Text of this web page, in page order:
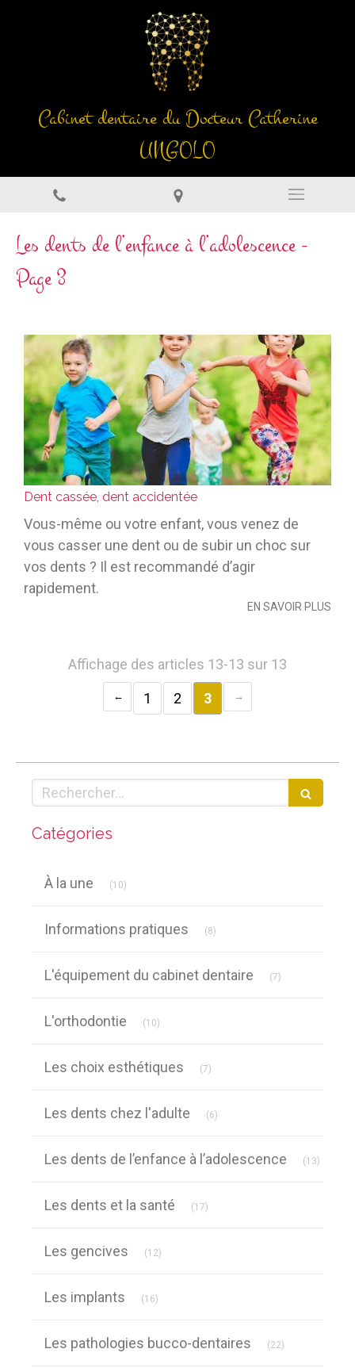
Cabinet dentaire du Docteur Catherine
UNGOLO
Les dents de l’enfance à l’adolescence -
Page 3
Dent cassée, dent accidentée
Vous-même ou votre enfant, vous venez de
vous casser une dent ou de subir un choc sur
vos dents ? Il est recommandé d’agir
rapidement.
EN SAVOIR PLUS
Affichage des articles 13-13 sur 13
1 2 3
Rechercher
Catégories
À la une (10)
Informations pratiques (8)
L'équipement du cabinet dentaire (7)
L'orthodontie (10)
Les choix esthétiques (7)
Les dents chez l'adulte (6)
Les dents de l’enfance à l’adolescence (13)
Les dents et la santé (17)
Les gencives (12)
Les implants (16)
Les pathologies bucco-dentaires (22)